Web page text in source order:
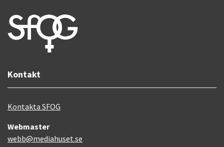
Kontakt
Kontakta SFOG
Webmaster
webb@mediahuset.se